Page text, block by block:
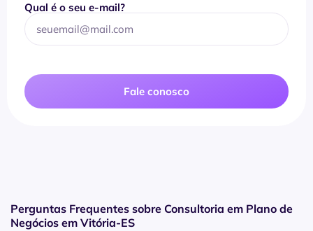
Qual é o seu e-mail?
Fale conosco
Perguntas Frequentes sobre Consultoria em Plano de
Negócios em Vitória-ES